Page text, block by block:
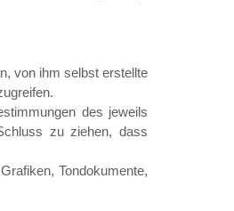
von ihm selbst erstellte
des jeweils
zu ziehen, dass
Tondokumente,